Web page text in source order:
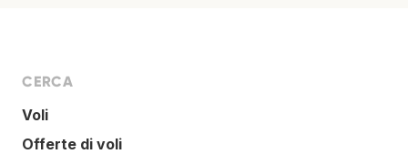
CERCA
Voli
Offerte di voli